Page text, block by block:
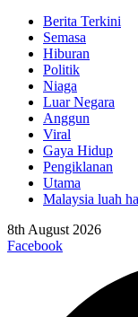
Berita Terkini
Semasa
Hiburan
Politik
Niaga
Luar Negara
Anggun
Viral
Gaya Hidup
Pengiklanan
Utama
Malaysia luah
8th August 2026
Facebook